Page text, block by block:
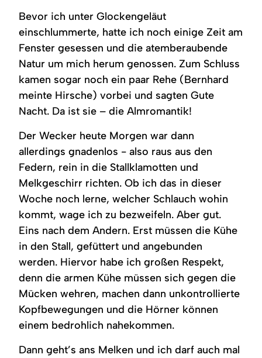
Bevor ich unter Glockengeläut
einschlummerte, hatte ich noch einige Zeit am
Fenster gesessen und die atemberaubende
Natur um mich herum genossen. Zum Schluss
kamen sogar noch ein paar Rehe (Bernhard
meinte Hirsche) vorbei und sagten Gute
Nacht. Da ist sie – die Almromantik!
Der Wecker heute Morgen war dann
allerdings gnadenlos - also raus aus den
Federn, rein in die Stallklamotten und
Melkgeschirr richten. Ob ich das in dieser
Woche noch lerne, welcher Schlauch wohin
kommt, wage ich zu bezweifeln. Aber gut.
Eins nach dem Andern. Erst müssen die Kühe
in den Stall, gefüttert und angebunden
werden. Hiervor habe ich großen Respekt,
denn die armen Kühe müssen sich gegen die
Mücken wehren, machen dann unkontrollierte
Kopfbewegungen und die Hörner können
einem bedrohlich nahekommen.
Dann geht’s ans Melken und ich darf auch mal